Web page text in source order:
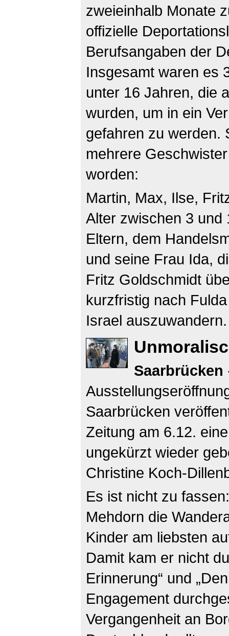
zweieinhalb Monate
offizielle
Berufsangaben der
Insgesamt waren es
unter 16 Jahren, die
wurden, um in ein
gefahren zu werden.
mehrere
worden:
Martin, Max, Ilse,
Alter zwischen 3 und
Eltern, dem
und seine Frau Ida,
Fritz Goldschmidt
kurzfristig nach
Israel
Saarbrücken
Saarbrücken
Zeitung am 6.12.
ungekürzt wieder
Christine Koch-
Es ist nicht zu
Mehdorn die
Kinder am liebsten
Damit kam er nicht
Erinnerung“ und
Engagement
Vergangenheit an